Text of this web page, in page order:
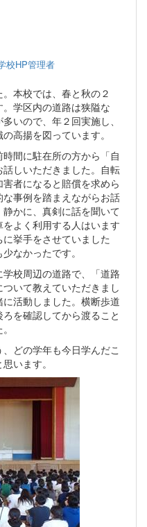
校HP管理者
本校では、春と秋の２
学区内の道路は狭隘な
いので、年２回実施し、
高揚を図っています。
間に駐在所の方から「自
しいただきました。自転
者になると賠償を求めら
事例を踏まえながらお話
かに、真剣に話を聞いて
よく利用する人はいます
挙手をさせていました
なかったです。
校周辺の道路で、「道路
いて教えていただきまし
活動しました。横断歩道
を確認してから渡ること
どの学年も今日学んだこ
います。